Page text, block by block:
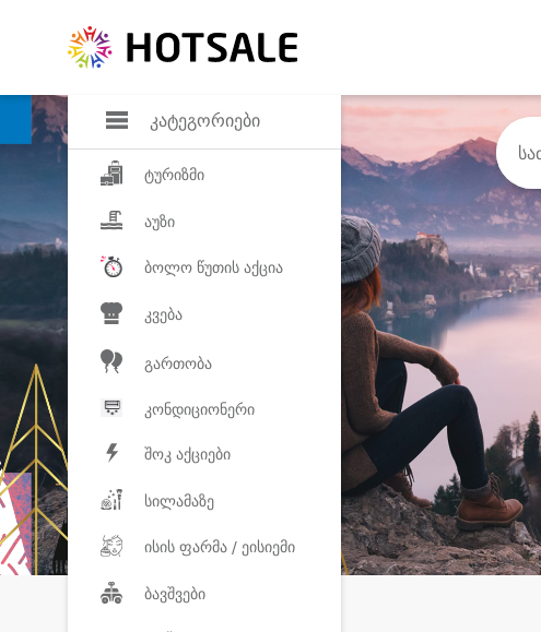
კატეგორიები
ტურიზმი
აუზი
ბოლო წუთის აქცია
კვება
გართობა
კონდიციონერი
შოკ აქციები
სილამაზე
ისის ფარმა / ეისიემი
ბავშვები